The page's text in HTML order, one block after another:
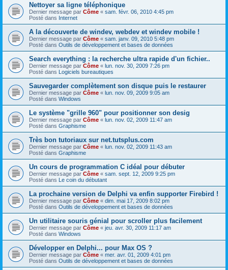
Nettoyer sa ligne téléphonique
Dernier message par Côme « sam. févr. 06, 2010 4:45 pm
Posté dans Internet
A la découverte de windev, webdev et windev mobile !
Dernier message par Côme « sam. janv. 09, 2010 5:48 pm
Posté dans Outils de développement et bases de données
Search everything : la recherche ultra rapide d'un fichier..
Dernier message par Côme « lun. nov. 30, 2009 7:26 pm
Posté dans Logiciels bureautiques
Sauvegarder complètement son disque puis le restaurer
Dernier message par Côme « lun. nov. 09, 2009 9:05 am
Posté dans Windows
Le système "grille 960" pour positionner son desig
Dernier message par Côme « lun. nov. 02, 2009 11:47 am
Posté dans Graphisme
Très bon tutoriaux sur net.tutsplus.com
Dernier message par Côme « lun. nov. 02, 2009 11:43 am
Posté dans Graphisme
Un cours de programmation C idéal pour débuter
Dernier message par Côme « sam. sept. 12, 2009 9:25 pm
Posté dans Le coin du débutant
La prochaine version de Delphi va enfin supporter Firebird !
Dernier message par Côme « dim. mai 17, 2009 8:02 pm
Posté dans Outils de développement et bases de données
Un utilitaire souris génial pour scroller plus facilement
Dernier message par Côme « jeu. avr. 30, 2009 11:17 am
Posté dans Windows
Développer en Delphi... pour Max OS ?
Dernier message par Côme « mer. avr. 01, 2009 4:01 pm
Posté dans Outils de développement et bases de données